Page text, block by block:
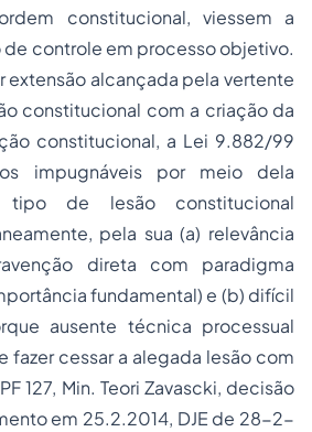
constitucional, viessem a
controle em processo objetivo.
extensão alcançada pela vertente
constitucional com a criação da
constitucional, a Lei 9.882/99
impugnáveis por meio dela
tipo de lesão constitucional
pela sua (a) relevância
direta com paradigma
fundamental) e (b) difícil
ausente técnica processual
fazer cessar a alegada lesão com
127, Min. Teori Zavascki, decisão
em 25.2.2014, DJE de 28-2-